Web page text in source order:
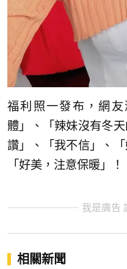
福利照一發布，網
體」、「辣妹沒有冬
讚」、「我不信」、
「好美，注意保暖」！
我是廣告
相關新聞